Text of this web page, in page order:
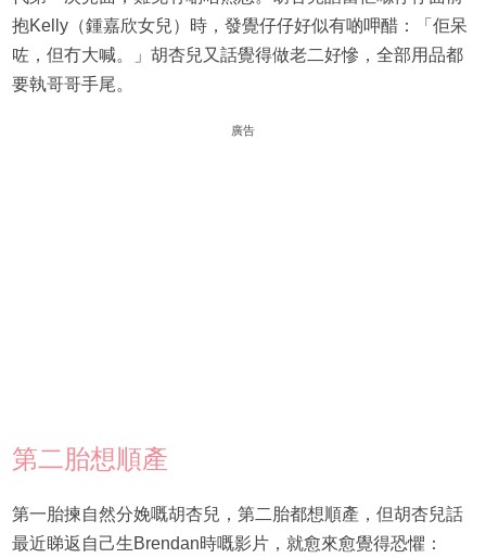
抱Kelly（鍾嘉欣女兒）時，發覺仔仔好似有啲呷醋：「佢呆
咗，但冇大喊。」胡杏兒又話覺得做老二好慘，全部用品都
要執哥哥手尾。
廣告
第二胎想順產
第一胎揀自然分娩嘅胡杏兒，第二胎都想順產，但胡杏兒話
最近睇返自己生Brendan時嘅影片，就愈來愈覺得恐懼：